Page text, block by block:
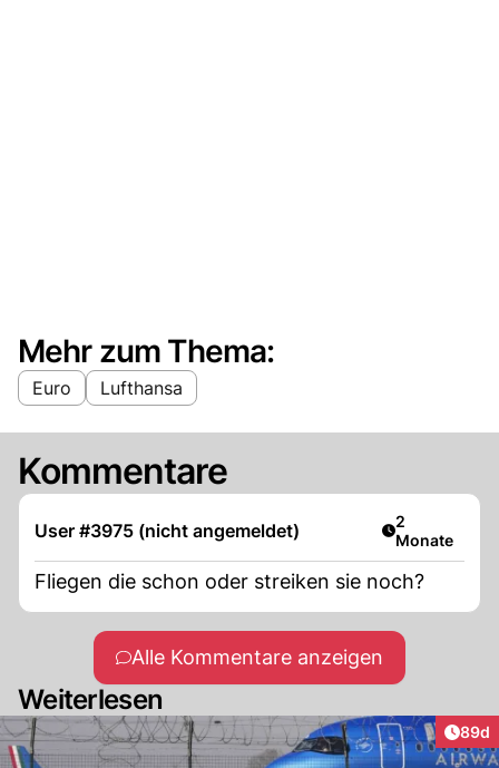
Mehr zum Thema:
Euro Lufthansa
Kommentare
User #3975 (nicht angemeldet) Artikel
2
Monate
Fliegen die schon oder streiken sie noch?
Alle Kommentare anzeigen
Weiterlesen
89d